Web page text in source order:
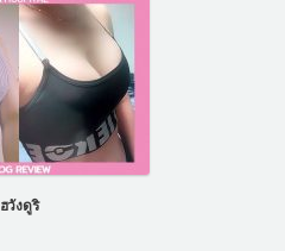
ฮวังดูริ